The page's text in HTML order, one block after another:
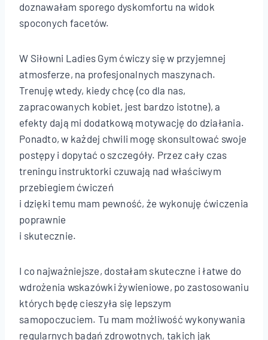
doznawałam sporego dyskomfortu na widok
spoconych facetów.
W Siłowni Ladies Gym ćwiczy się w przyjemnej
atmosferze, na profesjonalnych maszynach.
Trenuję wtedy, kiedy chcę (co dla nas,
zapracowanych kobiet, jest bardzo istotne), a
efekty dają mi dodatkową motywację do działania.
Ponadto, w każdej chwili mogę skonsultować swoje
postępy i dopytać o szczegóły. Przez cały czas
treningu instruktorki czuwają nad właściwym
przebiegiem ćwiczeń
i dzięki temu mam pewność, że wykonuję ćwiczenia
poprawnie
i skutecznie.
I co najważniejsze, dostałam skuteczne i łatwe do
wdrożenia wskazówki żywieniowe, po zastosowaniu
których będę cieszyła się lepszym
samopoczuciem. Tu mam możliwość wykonywania
regularnych badań zdrowotnych, takich jak